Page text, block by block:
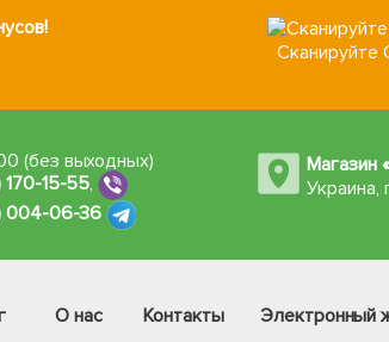
Сканируйте
(без выходных)
170-15-55,
004-06-36
Магазин
Украина,
О нас Контакты Электронный